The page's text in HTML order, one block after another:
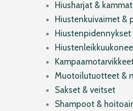
Hiusharjat & kammat
Hiustenkuivaimet &
Hiustenpidennykset
Muotoilutuotteet &
Sakset & veitset
Shampoot &